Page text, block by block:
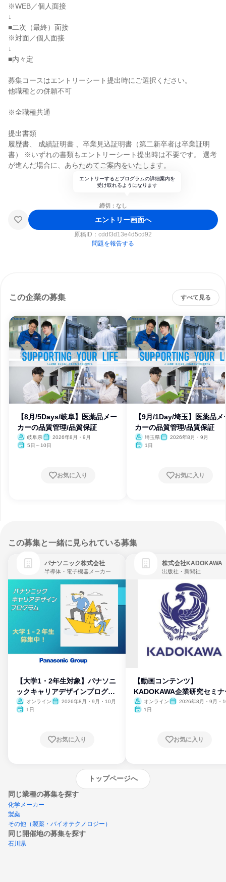
※WEB／個人面接
↓
■二次（最終）面接
※対面／個人面接
↓
■内々定
募集コースはエントリーシート提出時にご選択ください。
他職種との併願不可
※全職種共通
提出書類
履歴書、 成績証明書 、卒業見込証明書（第二新卒者は卒業証明
書） ※いずれの書類もエントリーシート提出時は不要です。 選考
が進んだ場合に、あらためてご案内をいたします。
エントリーするとプログラムの詳細案内を
受け取れるようになります
締切：なし
エントリー画面へ
原稿ID： cddf3d13e4d5cd92
問題を報告する
この企業の募集 すべて見る
【8月/5Days/岐阜】医薬品メー
カーの品質管理/品質保証
岐阜県
2026年8月・9月
5日～10日
お気に入り
【9月/1Day/埼玉】医薬品メ
カーの品質管理/品質保証
埼玉県
2026年8月・9月
1日
お気に入り
この募集と一緒に見られている募集
パナソニック株式会社
半導体・電子機器メーカー
【大学1・2年生対象】パナソニ
ックキャリアデザインプログラ
ム
オンライン
2026年8月・9月・10月
1日
お気に入り
株式会社KADOKAWA
出版社・新聞社
【動画コンテンツ】
KADOKAWA企業研究セミナ
オンライン
2026年8月・9月・
1日
お気に入り
トップページへ
同じ業種の募集を探す
化学メーカー
製薬
その他（製薬・バイオテクノロジー）
同じ開催地の募集を探す
石川県